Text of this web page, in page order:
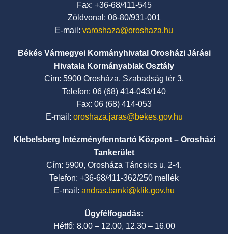
Fax: +36-68/411-545
Zöldvonal: 06-80/931-001
E-mail: varoshaza@oroshaza.hu
Békés Vármegyei Kormányhivatal Orosházi Járási
Hivatala Kormányablak Osztály
Cím: 5900 Orosháza, Szabadság tér 3.
Telefon: 06 (68) 414-043/140
Fax: 06 (68) 414-053
E-mail: oroshaza.jaras@bekes.gov.hu
Klebelsberg Intézményfenntartó Központ – Orosházi
Tankerület
Cím: 5900, Orosháza Táncsics u. 2-4.
Telefon: +36-68/411-362/250 mellék
E-mail: andras.banki@klik.gov.hu
Ügyfélfogadás:
Hétfő: 8.00 – 12.00, 12.30 – 16.00